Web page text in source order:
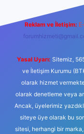
Reklam ve İletişim:
Yasal Uyarı: Sitemiz,
ve İletişim Kurumu
olarak hizmet
olarak denetleme veya
Ancak, üyelerimiz
siteye üye olarak bu
sitesi, herhangi bir